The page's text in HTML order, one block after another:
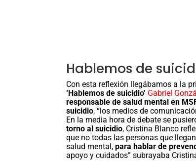
Hablemos de
Con esta reflexión llegábamos a la
‘Hablemos de suicidio’ Gabriel
responsable de salud mental en
suicidio, “los medios de
En la media hora de debate se
torno al suicidio, Cristina Blanco
que no todas las personas que
salud mental,para hablar de
apoyo y cuidados” subrayaba